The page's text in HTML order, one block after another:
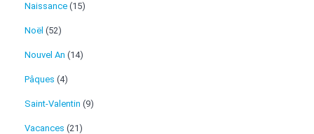
Naissance (15)
Noël (52)
Nouvel An (14)
Pâques (4)
Saint-Valentin (9)
Vacances (21)